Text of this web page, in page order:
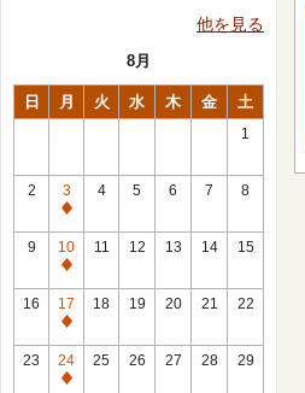
他を見る
8月
日 月 火 水 木 金 土
1
2
3
休
館
日
4 5 6 7 8
9
10
休
館
日
11 12 13 14 15
16
17
休
館
日
18 19 20 21 22
23
24
休
25 26 27 28 29